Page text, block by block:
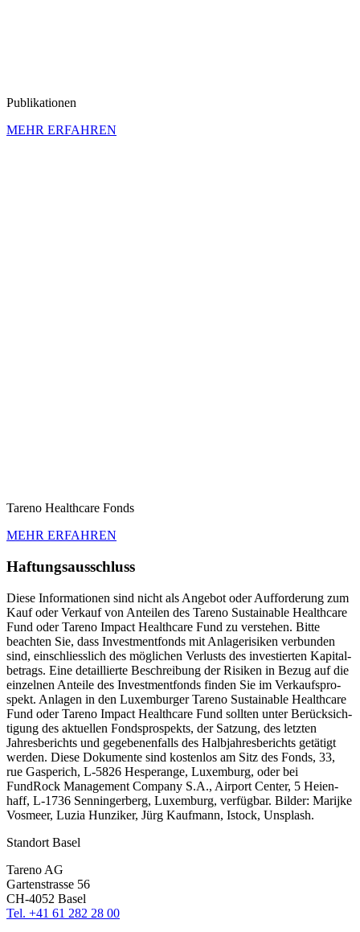
Publi­ka­tionen
MEHR ERFAHREN
Tareno Health­care Fonds
MEHR ERFAHREN
Haftungs­aus­schluss
Diese Infor­ma­tionen sind nicht als Angebot oder Auffor­de­rung zum
Kauf oder Verkauf von Anteilen des Tareno Sustainable Health­care
Fund oder Tareno Impact Health­care Fund zu verstehen. Bitte
beachten Sie, dass Invest­ment­fonds mit Anlage­ri­siken verbunden
sind, einschliess­lich des mögli­chen Verlusts des investierten Kapital­
be­trags. Eine detail­lierte Beschrei­bung der Risiken in Bezug auf die
einzelnen Anteile des Invest­ment­fonds finden Sie im Verkaufs­pro­
spekt. Anlagen in den Luxem­burger Tareno Sustainable Health­care
Fund oder Tareno Impact Health­care Fund sollten unter Berück­sich­
ti­gung des aktuellen Fonds­pro­spekts, der Satzung, des letzten
Jahres­be­richts und gegebe­nen­falls des Halbjah­res­be­richts getätigt
werden. Diese Dokumente sind kostenlos am Sitz des Fonds, 33,
rue Gaspe­rich, L‑5826 Hespe­range, Luxem­burg, oder bei
FundRock Manage­ment Company S.A., Airport Center, 5 Heien­
haff, L‑1736 Sennin­ger­berg, Luxem­burg, verfügbar. Bilder: Marijke
Vosmeer, Luzia Hunziker, Jürg Kaufmann, Istock, Unsplash.
Standort Basel
Tareno AG
Garten­strasse 56
CH-4052 Basel
Tel. +41 61 282 28 00